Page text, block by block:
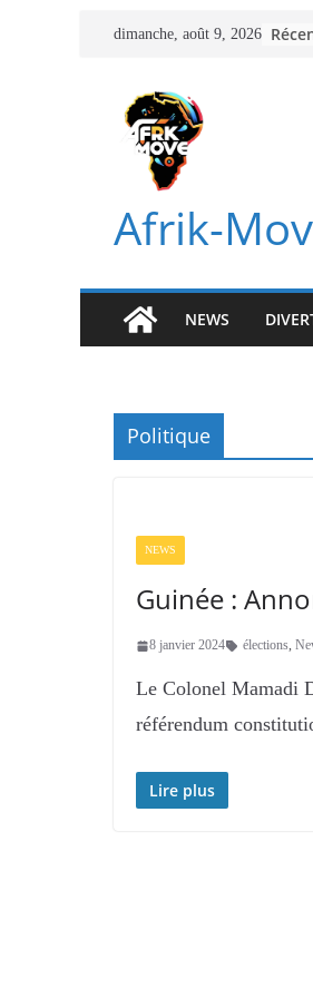
Passer
contenu
dimanche, août 9, 2026
Afrik-
NEWS
Politique
NEWS
Guinée :
8 janvier 2024 élections,
Le Colonel Mamadi
référendum
Lire plus